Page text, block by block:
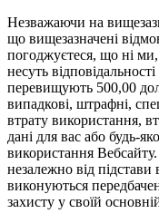
Незважаючи на
що вищезазначені
погоджуєтеся, що ні
несуть
перевищують 500,00
випадкові, штрафні,
втрату використання,
дані для вас або будь-
використання
незалежно від підстави
виконуються
захисту у своїй